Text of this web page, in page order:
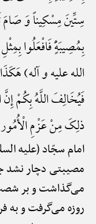
سِتِّینَ مِسْکِیناً وَ صَامَ
بِمُصِیبَهًٍْ فَافْعَلُوا
الله علیه و آله)
فَیُخَالِفَ اللَّهُ بِکُمْ
ذلِکَ مِنْ عَزْمِ
امام سجّاد (علیه
مصیبتی دچار نشد
می‌گذاشت و بر
روزه می‌گرفت و به